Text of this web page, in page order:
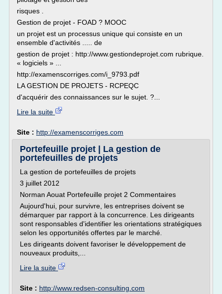
risques .
Gestion de projet - FOAD ? MOOC
un projet est un processus unique qui consiste en un
ensemble d'activités ..... de
gestion de projet : http://www.gestiondeprojet.com rubrique.
« logiciels » ...
http://examenscorriges.com/i_9793.pdf
LA GESTION DE PROJETS - RCPEQC
d'acquérir des connaissances sur le sujet. ?...
Lire la suite
Site : http://examenscorriges.com
Portefeuille projet | La gestion de
portefeuilles de projets
La gestion de portefeuilles de projets
3 juillet 2012
Norman Aouat Portefeuille projet 2 Commentaires
Aujourd'hui, pour survivre, les entreprises doivent se
démarquer par rapport à la concurrence. Les dirigeants
sont responsables d'identifier les orientations stratégiques
selon les opportunités offertes par le marché.
Les dirigeants doivent favoriser le développement de
nouveaux produits,...
Lire la suite
Site : http://www.redsen-consulting.com